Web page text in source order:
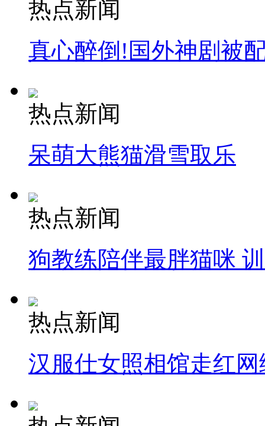
热点新闻
真心醉倒!国外神剧被
热点新闻
呆萌大熊猫滑雪取乐
热点新闻
狗教练陪伴最胖猫咪
热点新闻
汉服仕女照相馆走红网